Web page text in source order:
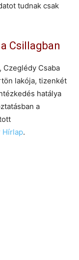
tudnak csak
Csillagban
Czeglédy Csaba
lakója, tizenkét
hatálya
a
Hírlap.